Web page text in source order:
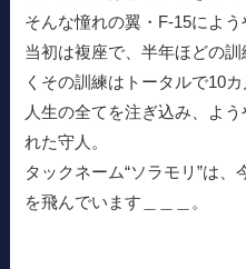
そんな憧れの翼・F-15によう
当初は複座で、半年ほどの
くその訓練はトータルで10カ
人生の全てを注ぎ込み、よ
れた守人。
タックネーム“ソラモリ”は
を飛んでいます＿＿＿。